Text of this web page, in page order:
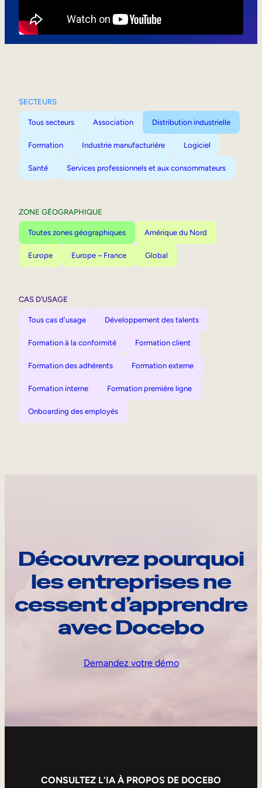
SECTEURS
Tous secteurs Association Distribution industrielle
Formation Industrie manufacturière Logiciel
Santé Services professionnels et aux consommateurs
ZONE GÉOGRAPHIQUE
Toutes zones géographiques Amérique du Nord
Europe Europe – France Global
CAS D’USAGE
Tous cas d'usage Développement des talents
Formation à la conformité Formation client
Formation des adhérents Formation externe
Formation interne Formation première ligne
Onboarding des employés
Découvrez pourquoi
les entreprises ne
cessent d’apprendre
avec Docebo
Demandez votre démo
CONSULTEZ L’IA À PROPOS DE DOCEBO